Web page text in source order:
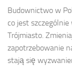
Budownictwo w
co jest
Trójmiasto.
zapotrzebowanie
stają się